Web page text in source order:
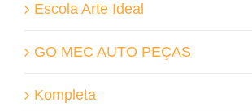
Escola Arte Ideal
GO MEC AUTO PEÇAS
Kompleta